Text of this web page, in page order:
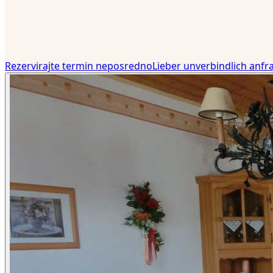
Rezervirajte termin neposrednoLieber unverbindlich